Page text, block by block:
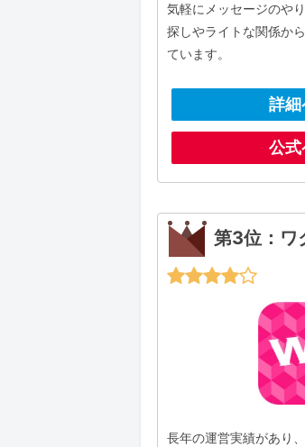
気軽にメッセージのや
探しやライトな関係か
ています。
詳
公
第3位：ワ
長年の運営実績があり